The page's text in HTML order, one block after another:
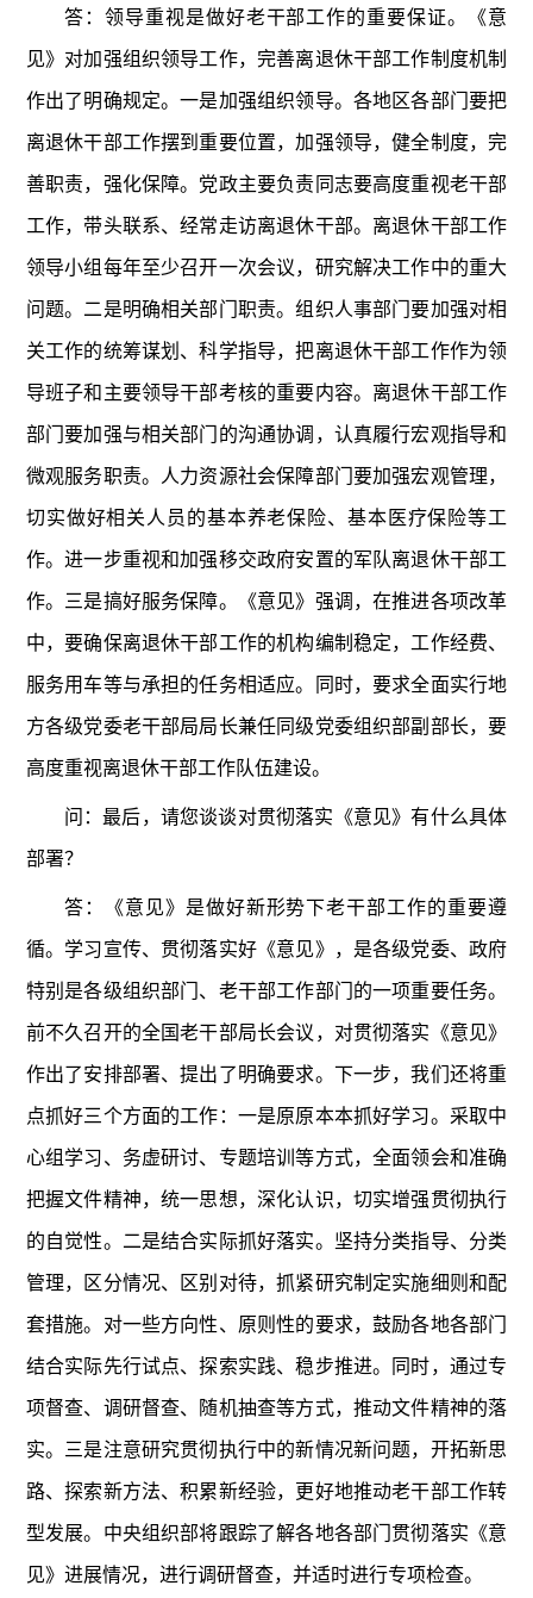
答：领导重视是做好老干部工作的重要保证。《意
见》对加强组织领导工作，完善离退休干部工作制度机制
作出了明确规定。一是加强组织领导。各地区各部门要把
离退休干部工作摆到重要位置，加强领导，健全制度，完
善职责，强化保障。党政主要负责同志要高度重视老干部
工作，带头联系、经常走访离退休干部。离退休干部工作
领导小组每年至少召开一次会议，研究解决工作中的重大
问题。二是明确相关部门职责。组织人事部门要加强对相
关工作的统筹谋划、科学指导，把离退休干部工作作为领
导班子和主要领导干部考核的重要内容。离退休干部工作
部门要加强与相关部门的沟通协调，认真履行宏观指导和
微观服务职责。人力资源社会保障部门要加强宏观管理，
切实做好相关人员的基本养老保险、基本医疗保险等工
作。进一步重视和加强移交政府安置的军队离退休干部工
作。三是搞好服务保障。《意见》强调，在推进各项改革
中，要确保离退休干部工作的机构编制稳定，工作经费、
服务用车等与承担的任务相适应。同时，要求全面实行地
方各级党委老干部局局长兼任同级党委组织部副部长，要
高度重视离退休干部工作队伍建设。
问：最后，请您谈谈对贯彻落实《意见》有什么具体
部署？
答：《意见》是做好新形势下老干部工作的重要遵
循。学习宣传、贯彻落实好《意见》，是各级党委、政府
特别是各级组织部门、老干部工作部门的一项重要任务。
前不久召开的全国老干部局长会议，对贯彻落实《意见》
作出了安排部署、提出了明确要求。下一步，我们还将重
点抓好三个方面的工作：一是原原本本抓好学习。采取中
心组学习、务虚研讨、专题培训等方式，全面领会和准确
把握文件精神，统一思想，深化认识，切实增强贯彻执行
的自觉性。二是结合实际抓好落实。坚持分类指导、分类
管理，区分情况、区别对待，抓紧研究制定实施细则和配
套措施。对一些方向性、原则性的要求，鼓励各地各部门
结合实际先行试点、探索实践、稳步推进。同时，通过专
项督查、调研督查、随机抽查等方式，推动文件精神的落
实。三是注意研究贯彻执行中的新情况新问题，开拓新思
路、探索新方法、积累新经验，更好地推动老干部工作转
型发展。中央组织部将跟踪了解各地各部门贯彻落实《意
见》进展情况，进行调研督查，并适时进行专项检查。